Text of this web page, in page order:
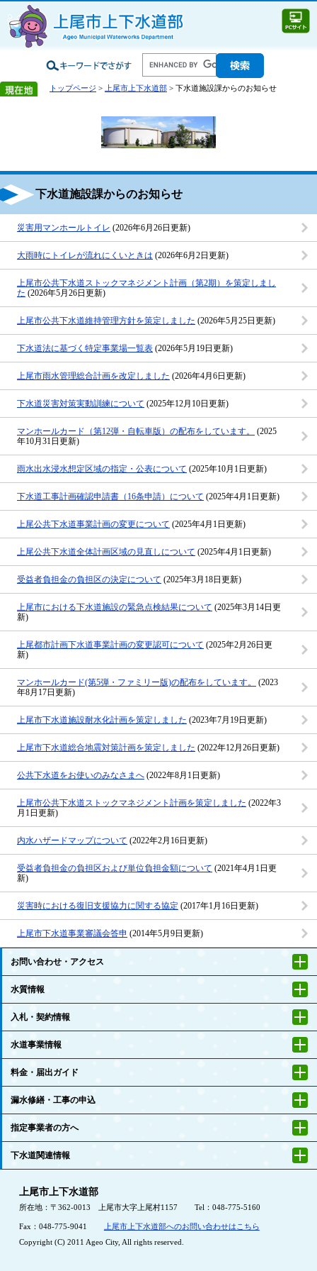
トップページ > 上尾市上下水道部 > 下水道施設課からのお知らせ
下水道施設課からのお知らせ
災害用マンホールトイレ (2026年6月26日更新)
大雨時にトイレが流れにくいときは (2026年6月2日更新)
上尾市公共下水道ストックマネジメント計画（第2期）を策定しまし
た (2026年5月26日更新)
上尾市公共下水道維持管理方針を策定しました (2026年5月25日更新)
下水道法に基づく特定事業場一覧表 (2026年5月19日更新)
上尾市雨水管理総合計画を改定しました (2026年4月6日更新)
下水道災害対策実動訓練について (2025年12月10日更新)
マンホールカード（第12弾・自転車版）の配布をしています。
(2025
年10月31日更新)
雨水出水浸水想定区域の指定・公表について (2025年10月1日更新)
下水道工事計画確認申請書（16条申請）について (2025年4月1日更新)
上尾公共下水道事業計画の変更について (2025年4月1日更新)
上尾公共下水道全体計画区域の見直しについて (2025年4月1日更新)
受益者負担金の負担区の決定について (2025年3月18日更新)
上尾市における下水道施設の緊急点検結果について (2025年3月14日更
新)
上尾都市計画下水道事業計画の変更認可について (2025年2月26日更
新)
マンホールカード(第5弾・ファミリー版)の配布をしています。
(2023
年8月17日更新)
上尾市下水道施設耐水化計画を策定しました (2023年7月19日更新)
上尾市下水道総合地震対策計画を策定しました (2022年12月26日更新)
公共下水道をお使いのみなさまへ (2022年8月1日更新)
上尾市公共下水道ストックマネジメント計画を策定しました (2022年3
月1日更新)
内水ハザードマップについて (2022年2月16日更新)
受益者負担金の負担区および単位負担金額について (2021年4月1日更
新)
災害時における復旧支援協力に関する協定 (2017年1月16日更新)
上尾市下水道事業審議会答申 (2014年5月9日更新)
お問い合わせ・アクセス
水質情報
入札・契約情報
水道事業情報
料金・届出ガイド
漏水修繕・工事の申込
指定事業者の方へ
下水道関連情報
上尾市上下水道部
所在地：〒362-0013 上尾市大字上尾村1157 Tel：048-775-5160
Fax：048-775-9041
上尾市上下水道部へのお問い合わせはこちら
Copyright (C) 2011 Ageo City, All rights reserved.